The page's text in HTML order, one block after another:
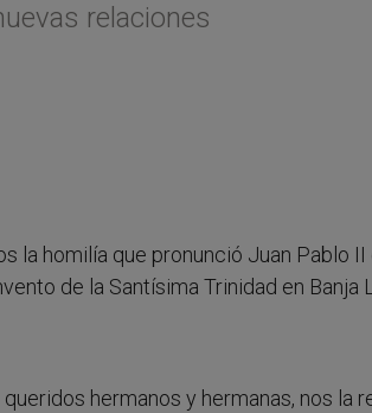
relaciones
la homilía que pronunció Juan Pablo II
de la Santísima Trinidad en Banja
hermanos y hermanas, nos la